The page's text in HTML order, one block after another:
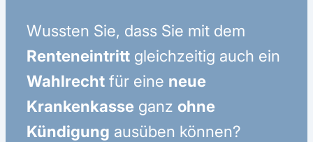
Wussten Sie, dass Sie mit dem
Renteneintritt gleichzeitig auch ein
Wahlrecht für eine neue
Krankenkasse ganz ohne
Kündigung ausüben können?